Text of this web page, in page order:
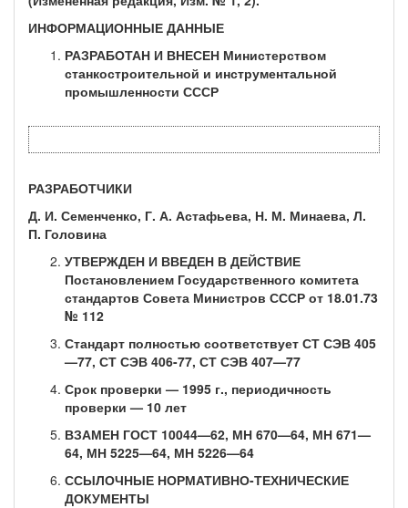
ИНФОРМАЦИОННЫЕ ДАННЫЕ
РАЗРАБОТАН И ВНЕСЕН Министерством
станкостроительной и инструментальной
промышленности СССР
РАЗРАБОТЧИКИ
Д. И. Семенченко, Г. А. Астафьева, Н. М. Минаева, Л.
П. Го­ловина
УТВЕРЖДЕН И ВВЕДЕН В ДЕЙСТВИЕ
Постановлением Госу­дарственного комитета
стандартов Совета Министров СССР от 18.01.73
№ 112
Стандарт полностью соответствует СТ СЭВ 405
—77, СТ СЭВ 406-77, СТ СЭВ 407—77
Срок проверки — 1995 г., периодичность
проверки — 10 лет
ВЗАМЕН ГОСТ 10044—62, МН 670—64, МН 671—
64, МН 5225—64, МН 5226—64
ССЫЛОЧНЫЕ НОРМАТИВНО-ТЕХНИЧЕСКИЕ
ДОКУМЕН­ТЫ